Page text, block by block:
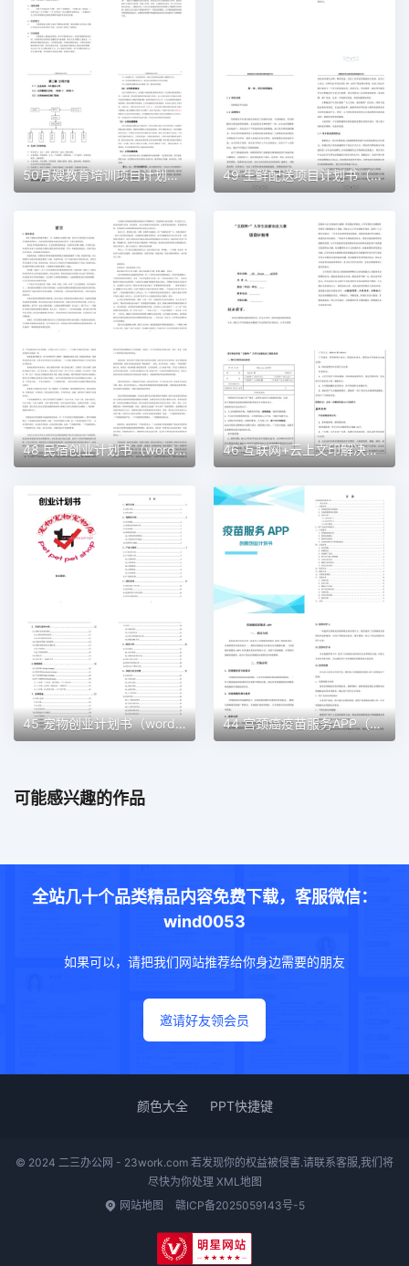
50月嫂教育培训项目计划书（word＋ppt配套）创业计划书word模板 49 生鲜配送项目计划书（word＋ppt配套）创业计划书word模板
48 民宿创业计划书（word＋ppt配套）创业计划书word模板 46 互联网+云上文印解决方案创业计划书（word＋ppt配套）创业计划书word模板
45 宠物创业计划书（word＋ppt配套）创业计划书word模板 44 宫颈癌疫苗服务APP（word＋ppt配套）创业计划书word模板
可能感兴趣的作品
全站几十个品类精品内容免费下载，客服微信：
wind0053
如果可以，请把我们网站推荐给你身边需要的朋友
邀请好友领会员
颜色大全 PPT快捷键
© 2024 二三办公网 - 23work.com 若发现你的权益被侵害.请联系客服,我们将
尽快为你处理 XML地图
网站地图
赣ICP备2025059143号-5